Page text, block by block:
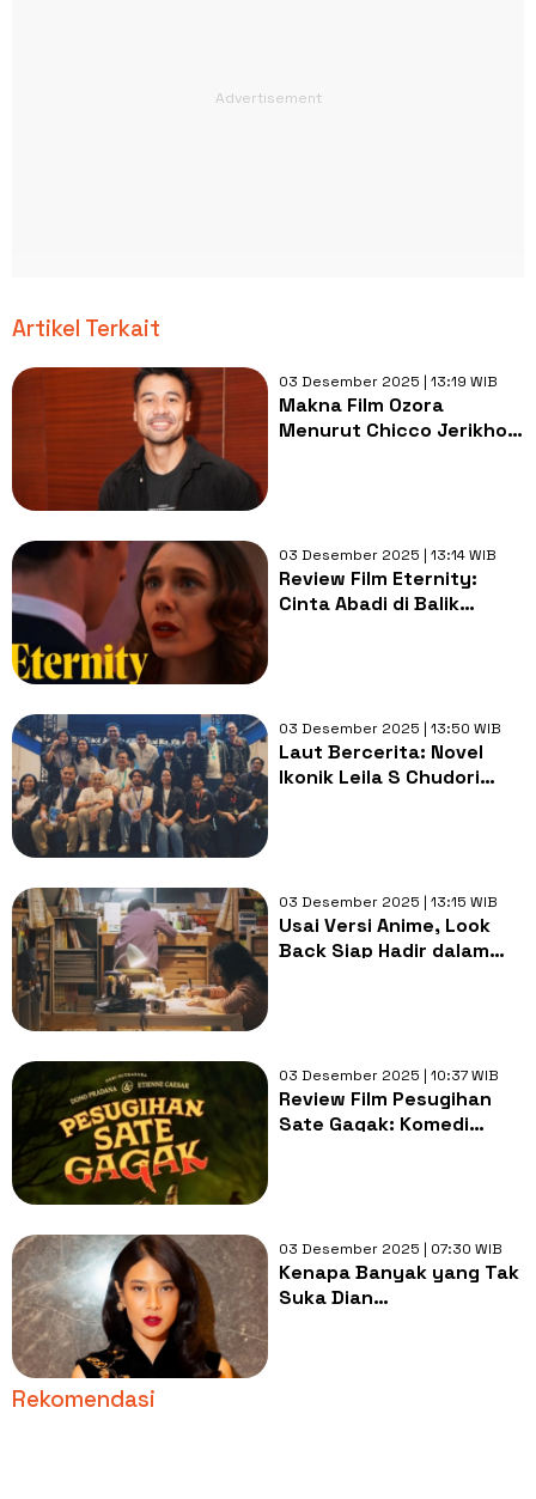
Artikel Terkait
03 Desember 2025 | 13:19 WIB
Makna Film Ozora
Menurut Chicco Jerikho:
03 Desember 2025 | 13:14 WIB
Review Film Eternity:
Cinta Abadi di Balik
03 Desember 2025 | 13:50 WIB
Laut Bercerita: Novel
Ikonik Leila S Chudori
03 Desember 2025 | 13:15 WIB
Usai Versi Anime, Look
Back Siap Hadir dalam
03 Desember 2025 | 10:37 WIB
Review Film Pesugihan
Sate Gagak: Komedi
03 Desember 2025 | 07:30 WIB
Kenapa Banyak yang Tak
Suka Dian
Rekomendasi